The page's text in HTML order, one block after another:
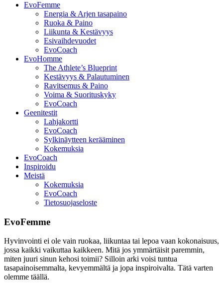
EvoFemme
Energia & Arjen tasapaino
Ruoka & Paino
Liikunta & Kestävyys
Esivaihdevuodet
EvoCoach
EvoHomme
The Athlete’s Blueprint
Kestävyys & Palautuminen
Ravitsemus & Paino
Voima & Suorituskyky
EvoCoach
Geenitestit
Lahjakortti
EvoCoach
Sylkinäytteen kerääminen
Kokemuksia
EvoCoach
Inspiroidu
Meistä
Kokemuksia
EvoCoach
Tietosuojaseloste
EvoFemme
Hyvinvointi ei ole vain ruokaa, liikuntaa tai lepoa vaan kokonaisuus,
jossa kaikki vaikuttaa kaikkeen. Mitä jos ymmärtäisit paremmin,
miten juuri sinun kehosi toimii? Silloin arki voisi tuntua
tasapainoisemmalta, kevyemmältä ja jopa inspiroivalta. Tätä varten
olemme täällä.